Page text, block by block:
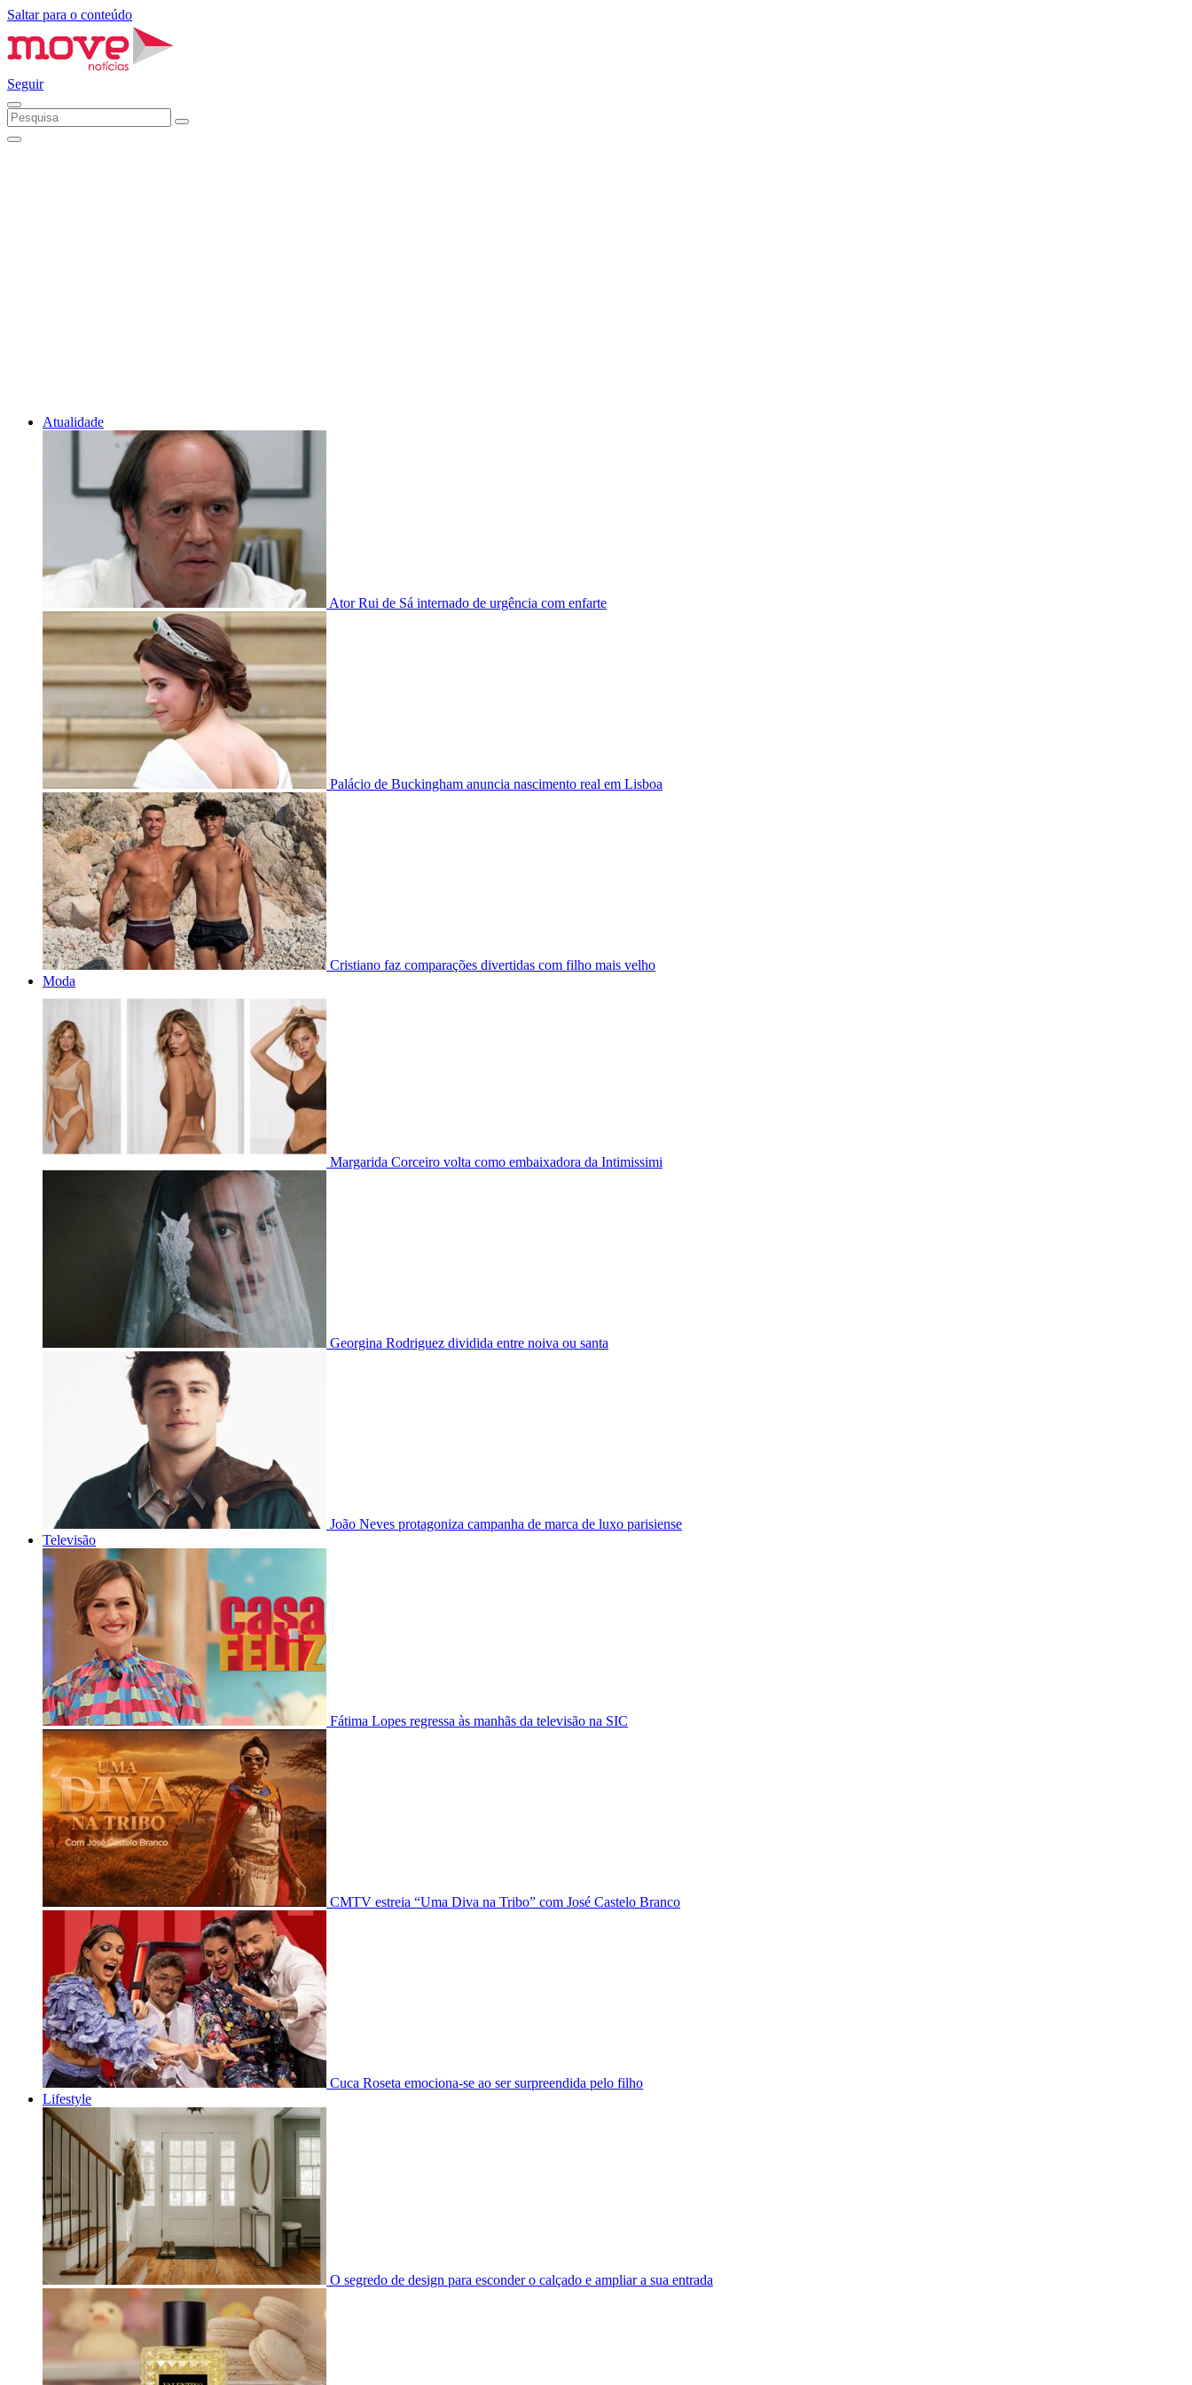
Saltar para o conteúdo
Seguir
Atualidade
Ator Rui de Sá internado de urgência com enfarte
Palácio de Buckingham anuncia nascimento real em Lisboa
Cristiano faz comparações divertidas com filho mais velho
Moda
Margarida Corceiro volta como embaixadora da Intimissimi
Georgina Rodriguez dividida entre noiva ou santa
João Neves protagoniza campanha de marca de luxo parisiense
Televisão
Fátima Lopes regressa às manhãs da televisão na SIC
CMTV estreia “Uma Diva na Tribo” com José Castelo Branco
Cuca Roseta emociona-se ao ser surpreendida pelo filho
Lifestyle
O segredo de design para esconder o calçado e ampliar a sua entrada